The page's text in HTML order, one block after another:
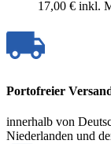
17,00 € inkl.
Portofreier
innerhalb von
Niederlanden und